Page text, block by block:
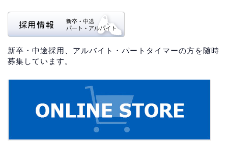
新卒・中途採用、アルバイト・パートタイマーの方を随時
募集しています。